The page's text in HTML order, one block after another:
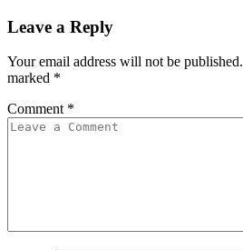
Leave a Reply
Your email address will not be published.
marked *
Comment *